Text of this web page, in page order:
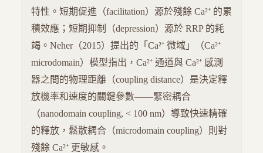
特性。短期促進（facilitation）源於殘餘 Ca²⁺ 的累
積效應；短期抑制（depression）源於 RRP 的耗
竭。Neher（2015）提出的「Ca²⁺ 微域」（Ca²⁺
microdomain）模型指出，Ca²⁺ 通道與 Ca²⁺ 感測
器之間的物理距離（coupling distance）是決定釋
放機率和速度的關鍵參數——緊密耦合
（nanodomain coupling, < 100 nm）導致快速精確
的釋放，鬆散耦合（microdomain coupling）則對
殘餘 Ca²⁺ 更敏感。